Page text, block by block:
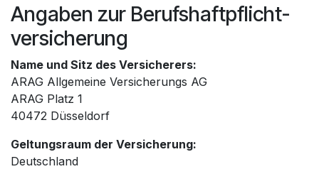
Angaben zur Berufs­haftpflicht­
versicherung
Name und Sitz des Versicherers:
ARAG Allgemeine Versicherungs AG
ARAG Platz 1
40472 Düsseldorf
Geltungsraum der Versicherung:
Deutschland